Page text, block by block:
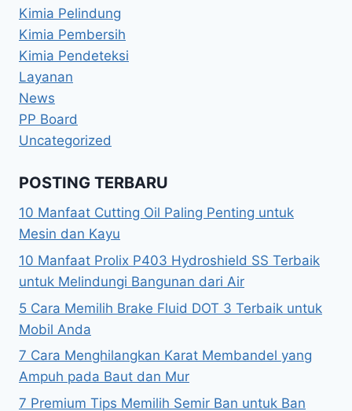
Kimia Pelindung
Kimia Pembersih
Kimia Pendeteksi
Layanan
News
PP Board
Uncategorized
POSTING TERBARU
10 Manfaat Cutting Oil Paling Penting untuk
Mesin dan Kayu
10 Manfaat Prolix P403 Hydroshield SS Terbaik
untuk Melindungi Bangunan dari Air
5 Cara Memilih Brake Fluid DOT 3 Terbaik untuk
Mobil Anda
7 Cara Menghilangkan Karat Membandel yang
Ampuh pada Baut dan Mur
7 Premium Tips Memilih Semir Ban untuk Ban